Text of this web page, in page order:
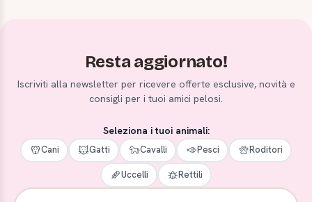
Resta aggiornato!
Iscriviti alla newsletter per ricevere offerte esclusive, novità e
consigli per i tuoi amici pelosi.
Seleziona i tuoi animali:
Cani Gatti Cavalli Pesci Roditori
Uccelli Rettili